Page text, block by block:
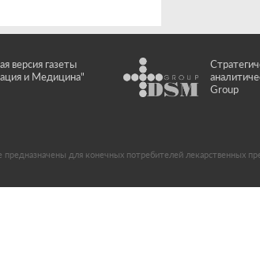
версия газеты
и Медицина"
Group
для конечных потребителей лекарственных